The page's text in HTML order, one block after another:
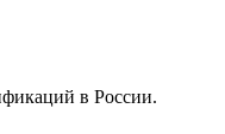
в России.